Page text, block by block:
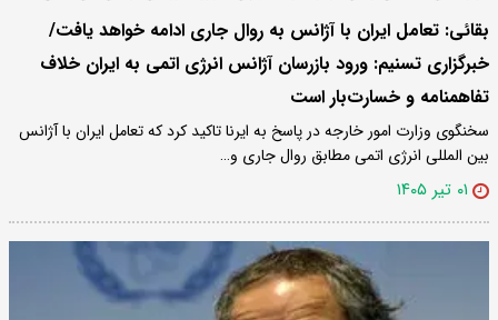
انرژی اتمی به ایران
بقائی: تعامل ایران با آژانس به روال جاری ادامه خواهد یافت/
خبرگزاری تسنیم: ورود بازرسان آژانس انرژی اتمی به ایران خلاف
تفاهمنامه و خسارت‌بار است
سخنگوی وزارت امور خارجه در پاسخ به ایرنا تاکید کرد که تعامل ایران با آژانس
بین المللی انرژی اتمی مطابق روال جاری و…
۰۱ تیر ۱۴۰۵